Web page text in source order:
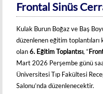
Frontal Sinüs
Kulak Burun Boğaz ve Baş
düzenlenen eğitim
olan 6. Eğitim Toplantısı , “
Mart 2026 Perşembe günü
Üniversitesi Tıp Fakültesi
Salonu’nda düzenlenecektir.